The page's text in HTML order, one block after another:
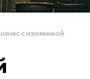
с изюминкой